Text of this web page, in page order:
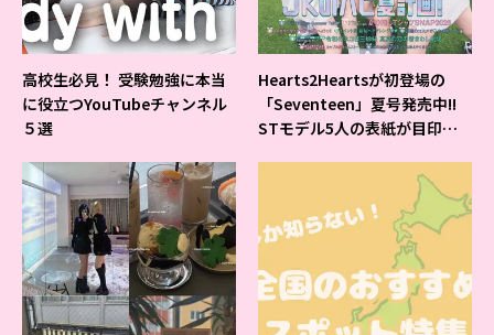
高校生必見！ 受験勉強に本当
に役立つYouTubeチャンネル
５選
Hearts2Heartsが初登場の
「Seventeen」夏号発売中!!
STモデル5人の表紙が目印だ